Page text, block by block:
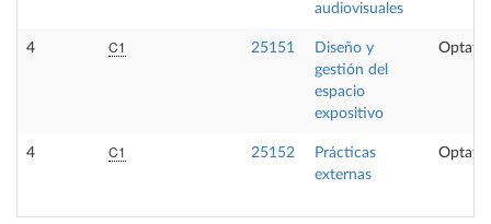
audiovisuales
4 C1 25151
Diseño y
gestión del
espacio
expositivo
4 C1 25152
Prácticas
externas